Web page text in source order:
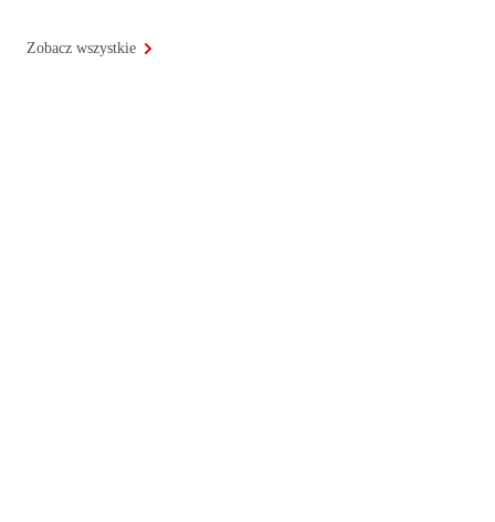
Zobacz wszystkie